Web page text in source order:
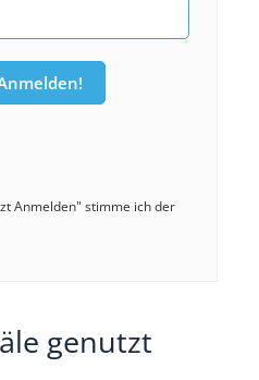
Anmelden" stimme ich der
genutzt